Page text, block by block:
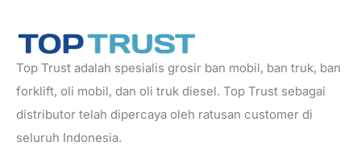
Top Trust adalah spesialis grosir ban mobil, ban truk, ban
forklift, oli mobil, dan oli truk diesel. Top Trust sebagai
distributor telah dipercaya oleh ratusan customer di
seluruh Indonesia.